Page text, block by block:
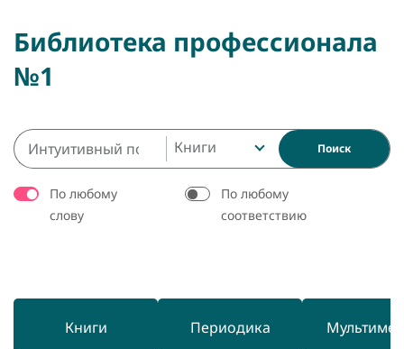
Библиотека профессионала
№1
Книги Поиск
По любому
слову
По любому
соответствию
Книги Периодика